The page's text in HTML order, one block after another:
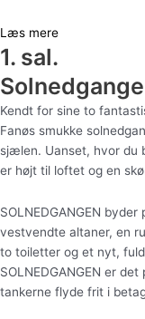
Læs mere
1. sal.
Kendt for sine to
Fanøs smukke
sjælen. Uanset, hvor du
er højt til loftet og en
SOLNEDGANGEN
vestvendte altaner, en
to toiletter og et nyt,
SOLNEDGANGEN er
tankerne flyde frit i